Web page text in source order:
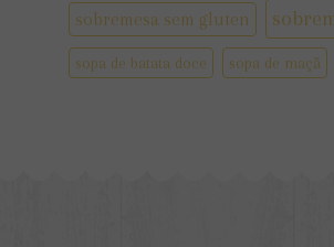
sobremesa sem gluten
sopa de batata doce sopa de maçã